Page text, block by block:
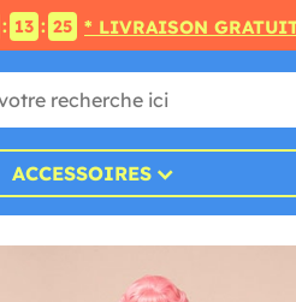
: 13 : 22 * LIVRAISON
ACCESSOIRES